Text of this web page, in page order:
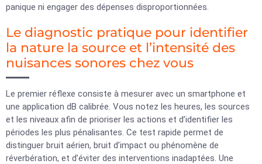
panique ni engager des dépenses disproportionnées.
Le diagnostic pratique pour identifier
la nature la source et l’intensité des
nuisances sonores chez vous
Le premier réflexe consiste à mesurer avec un smartphone et
une application dB calibrée. Vous notez les heures, les sources
et les niveaux afin de prioriser les actions et d’identifier les
périodes les plus pénalisantes. Ce test rapide permet de
distinguer bruit aérien, bruit d’impact ou phénomène de
réverbération, et d’éviter des interventions inadaptées. Une